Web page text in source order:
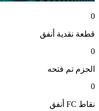
0
قطعة نقدية أنفق
0
الحزم تم فتحه
0
نقاط FC
أنفق